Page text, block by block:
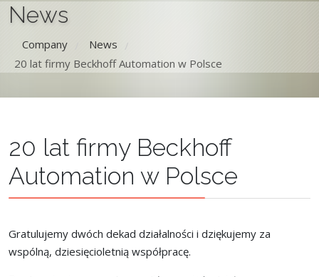
News
Company News /
20 lat firmy Beckhoff Automation w Polsce
20 lat firmy Beckhoff
Automation w Polsce
Gratulujemy dwóch dekad działalności i dziękujemy za
wspólną, dziesięcioletnią współpracę.